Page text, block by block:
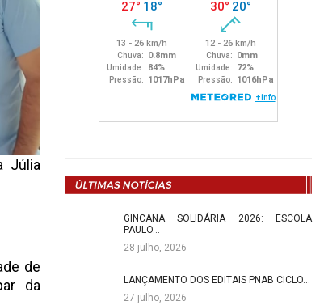
Júlia
de
da
GINCANA SOLIDÁRIA 2026: ESCOLA
PAULO…
28 julho, 2026
LANÇAMENTO DOS EDITAIS PNAB CICLO…
27 julho, 2026